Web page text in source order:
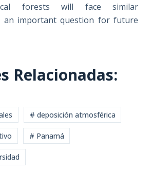
forests will face similar
an important question for future
Relacionadas:
# deposición atmosférica
# Panamá